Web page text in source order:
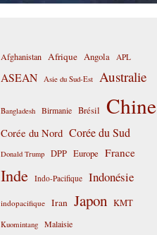
Afghanistan Afrique Angola APL
ASEAN Asie du Sud-Est Australie
Bangladesh Birmanie Brésil Chine
Corée du Nord Corée du Sud
Donald Trump DPP Europe France
Inde Indo-Pacifique Indonésie
indopacifique Iran Japon KMT
Kuomintang Malaisie